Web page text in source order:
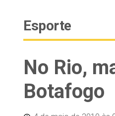
Esporte
No Rio,
Botafogo